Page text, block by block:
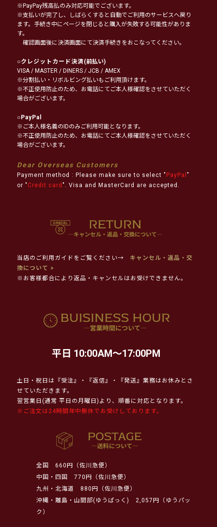
※PayPay残高払のみ対応可能でございます。
※支払いが完了し、しばらくすると自動でご利用のサービスへ戻り
ます。手続き中にページを閉じると購入が失敗する可能性がありま
す。
確認画面後に決済画面にて決済手続きをおこなってください。
○クレジットカード決済(前払い)
VISA / MASTER / DINERS / JCB / AMEX
※分割払い・リボルビング払いもご利用頂けます。
※不正使用防止のため、お電話にてご本人様確認をさせていただく
場合がございます。
○PayPal
※ご本人様名義のIDのみご利用可能となります。
※不正使用防止のため、お電話にてご本人様確認をさせていただく
場合がございます。
Dear Overseas Customers
Payment method : Please make sure to select " PayPal "
or " Credit card ". Visa and MasterCard are accepted.
当店のご利用ガイドをご覧ください→
キャンセル・返品・交
換について >
※お客様都合により返品・キャンセルはお受けできません。
平日 10:00AM～17:00PM
土日・祝日は『受注』・『返信』・『発送』業務はお休みとさ
せていただきます。
翌営業日(通常 平日の月曜日)より、順番に対応となります。
※ご注文は24時間年中無休でお受けしております。
全国
660円（佐川急便）
中国・四国
770円（佐川急便）
九州・北海道
880円（佐川急便）
沖縄・離島・山間部(ゆうぱっく)
2,057円（ゆうパッ
ク）